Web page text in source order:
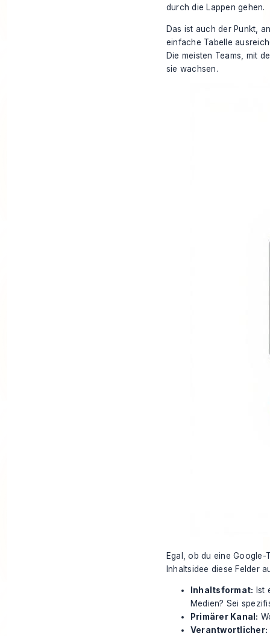
durch die Lappen gehen.
Das ist auch der Punkt,
einfache Tabelle
Die meisten Teams, mit
sie wachsen.
Egal, ob du eine
Inhaltsidee diese Felder
Inhaltsformat: Ist
Medien? Sei
Primärer Kanal:
Verantwortlicher: